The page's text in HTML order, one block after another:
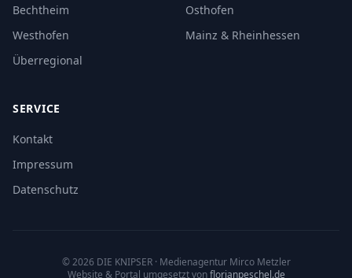
Bechtheim
Osthofen
Westhofen
Mainz & Rheinhessen
Überregional
SERVICE
Kontakt
Impressum
Datenschutz
©2026 DIE KNIPSER· Medienagentur Mirco Metzler
Website & Portal umgesetzt von florianpeschel.de